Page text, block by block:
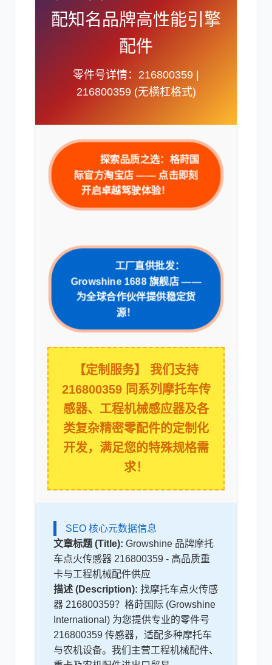
斗山 三一
卡尔玛 杰西博
利勃海尔 凯斯
山猫
潍柴 川崎
配知名品牌高性能引擎
配件
零件号详情：216800359 |
216800359 (无横杠格式)
探索品质之选：格莳国
际官方淘宝店 —— 点击即刻
开启卓越驾驶体验！
工厂直供批发：
Growshine 1688 旗舰店 ——
为全球合作伙伴提供稳定货
源！
【定制服务】
我们支持
216800359 同系列摩托车传
感器、工程机械感应器及各
类复杂精密零配件的定制化
开发，满足您的特殊规格需
求！
SEO 核心元数据信息
文章标题 (Title): Growshine 品牌摩托
车点火传感器 216800359 - 高品质重
卡与工程机械配件供应
描述 (Description): 找摩托车点火传感
器 216800359？格莳国际 (Growshine
International) 为您提供专业的零件号
216800359 传感器，适配多种摩托车
与农机设备。我们主营工程机械配件、